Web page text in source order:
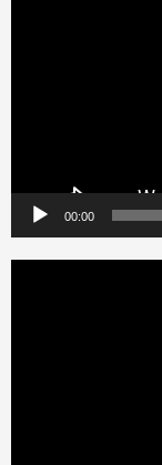
00:00